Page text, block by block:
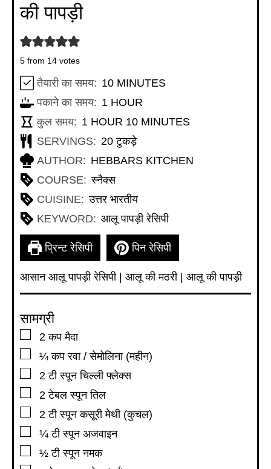
की पापड़ी
5 from 14 votes
तैयारी का समय: 10MINUTES
MINUTES
पकाने का समय: 1HOUR
HOUR
कुल समय: 1HOUR
HOUR 10MINUTES
MINUTES
SERVINGS: 20 टुकड़े
AUTHOR: HEBBARS KITCHEN
COURSE: स्नैक्स
CUISINE: उत्तर भारतीय
KEYWORD: आलू पापड़ी रेसिपी
प्रिन्ट रेसिपी पिन रेसिपी
आसान आलू पापड़ी रेसिपी | आलू की मठरी | आलू की पापड़ी
सामग्री
▢
2 कप मैदा
▢
¼ कप रवा / सेमोलिना (महीन)
▢
2 टी स्पून चिल्ली फ्लेक्स
▢
2 टेबल स्पून तिल
▢
2 टी स्पून कसूरी मेथी (कुचल)
▢
¼ टी स्पून अजवाइन
▢
½ टी स्पून नमक